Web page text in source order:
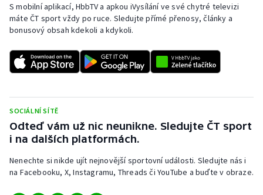
S mobilní aplikací, HbbTV a apkou iVysílání ve své chytré televizi
máte ČT sport vždy po ruce. Sledujte přímé přenosy, články a
bonusový obsah kdekoli a kdykoli.
SOCIÁLNÍ SÍTĚ
Odteď vám už nic neunikne. Sledujte ČT sport
i na dalších platformách.
Nenechte si nikde ujít nejnovější sportovní události. Sledujte nás i
na Facebooku, X, Instagramu, Threads či YouTube a buďte v obraze.